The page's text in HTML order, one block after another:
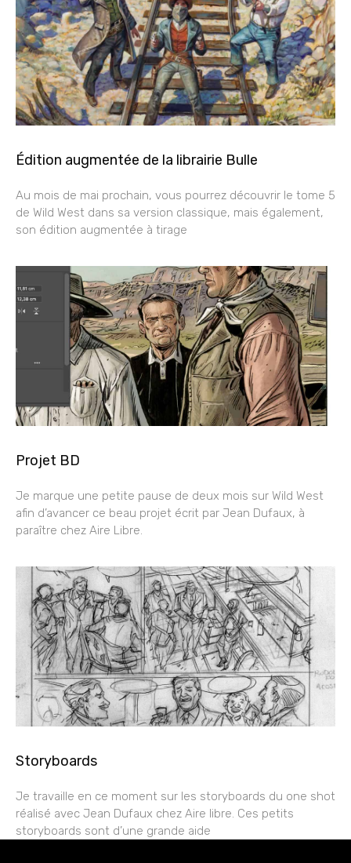
Édition augmentée de la librairie Bulle
Au mois de mai prochain, vous pourrez découvrir le tome 5
de Wild West dans sa version classique, mais également,
son édition augmentée à tirage
Projet BD
Je marque une petite pause de deux mois sur Wild West
afin d’avancer ce beau projet écrit par Jean Dufaux, à
paraître chez Aire Libre.
Storyboards
Je travaille en ce moment sur les storyboards du one shot
réalisé avec Jean Dufaux chez Aire libre. Ces petits
storyboards sont d’une grande aide